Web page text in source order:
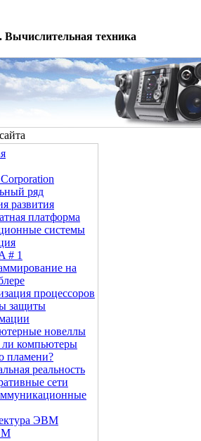
Вычислительная техника
ряд
развития
платформа
системы
# 1
на
процессоров
защиты
новеллы
ли компьютеры
пламени?
реальность
сети
ЭВМ